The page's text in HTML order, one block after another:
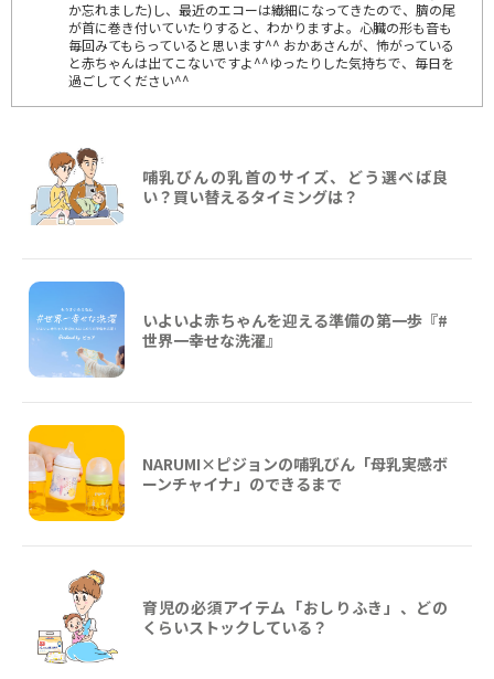
か忘れました)し、最近のエコーは繊細になってきたので、臍の尾
が首に巻き付いていたりすると、わかりますよ。心臓の形も音も
毎回みてもらっていると思います^^ おかあさんが、怖がっている
と赤ちゃんは出てこないですよ^^ゆったりした気持ちで、毎日を
過ごしてください^^
哺乳びんの乳首のサイズ、どう選べば良
い？買い替えるタイミングは？
いよいよ赤ちゃんを迎える準備の第一歩『#
世界一幸せな洗濯』
NARUMI×ピジョンの哺乳びん「母乳実感ボ
ーンチャイナ」のできるまで
育児の必須アイテム「おしりふき」、どの
くらいストックしている？